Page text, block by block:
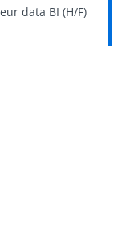
data BI (H/F)